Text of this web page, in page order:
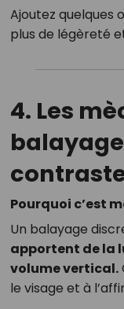
Ajoutez quelques
plus de légèreté
4. Les
Pourquoi c’est
Un balayage
apportent de la
volume vertical.
le visage et à